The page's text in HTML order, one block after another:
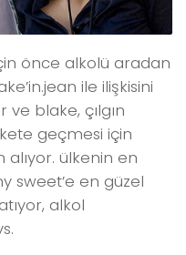
önce alkolü aradan
ile ilişkisini
ve blake, çılgın
geçmesi için
alıyor. ülkenin en
sweet’e en güzel
alkol